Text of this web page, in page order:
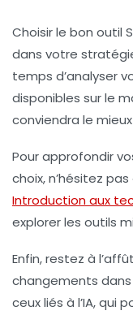
Choisir le bon outil
dans votre
temps d’analyser
disponibles sur le
conviendra le
Pour approfondir
choix, n’hésitez
Introduction aux
explorer les outils
Enfin, restez à
changements dans
ceux liés à l’IA, qui